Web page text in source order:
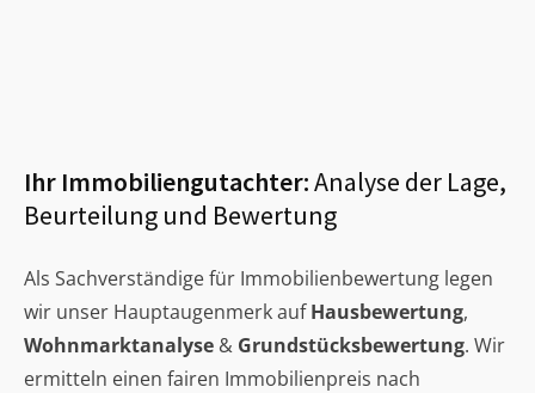
Ihr Immobiliengutachter:Analyse der Lage,
Beurteilung und Bewertung
Als Sachverständige für Immobilienbewertung legen
wir unser Hauptaugenmerk aufHausbewertung,
Wohnmarktanalyse & Grundstücksbewertung. Wir
ermitteln einen fairen Immobilienpreis nach